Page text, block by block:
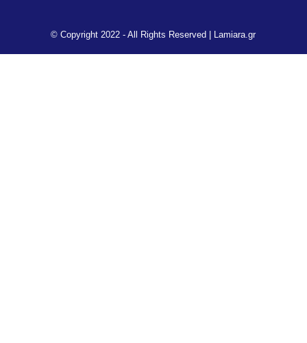
© Copyright 2022 - All Rights Reserved | Lamiara.gr